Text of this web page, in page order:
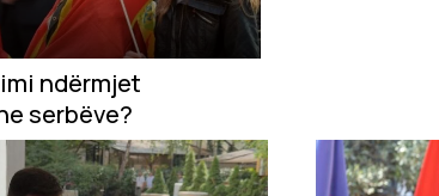
ndërmjet
serbëve?